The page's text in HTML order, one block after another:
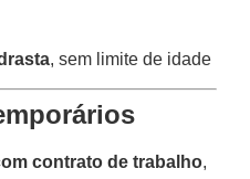
, sem limite de idade
contrato de trabalho,